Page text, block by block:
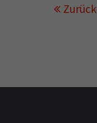
Zurück